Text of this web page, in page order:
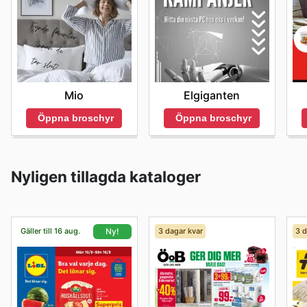
Mio
Öppna broschyr
Elgiganten
Öppna broschyr
Nyligen tillagda kataloger
Gäller till 16 aug. Ny! 3 dagar kvar 3